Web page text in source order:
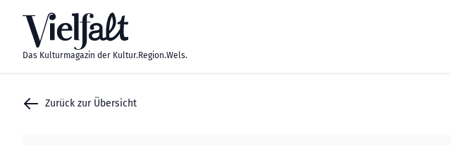
Das Kulturmagazin der Kultur.Region.Wels.
Zurück zur Übersicht